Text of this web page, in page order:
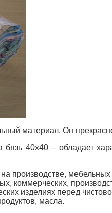
материал. Он
бязь 40х40 – обладает
производстве,
коммерческих,
изделиях перед
масла.